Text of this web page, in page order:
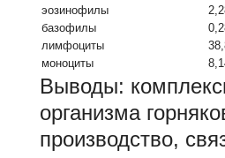
эозинофилы
базофилы
лимфоциты
моноциты
Выводы:
организма
производство,